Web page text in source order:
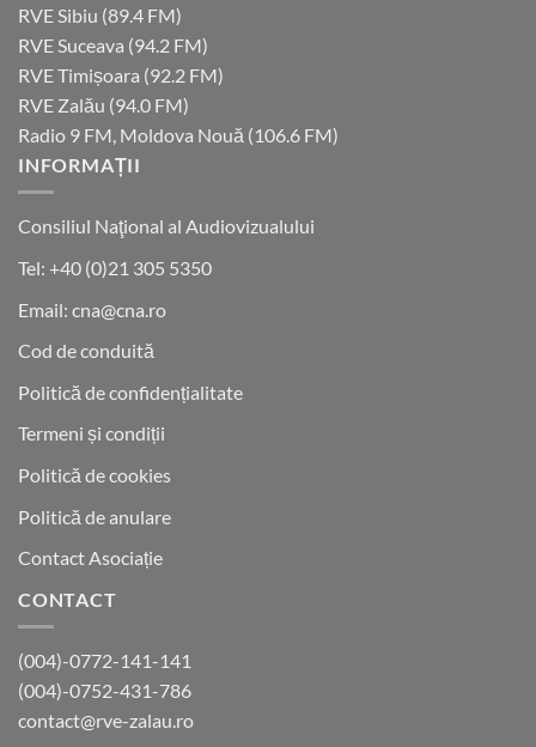
RVE Sibiu (89.4 FM)
RVE Suceava (94.2 FM)
RVE Timișoara (92.2 FM)
RVE Zalău (94.0 FM)
Radio 9 FM, Moldova Nouă (106.6 FM)
INFORMAȚII
Consiliul Naţional al Audiovizualului
Tel: +40 (0)21 305 5350
Email: cna@cna.ro
Cod de conduită
Politică de confidențialitate
Termeni și condiții
Politică de cookies
Politică de anulare
Contact Asociație
CONTACT
(004)-0772-141-141
(004)-0752-431-786
contact@rve-zalau.ro